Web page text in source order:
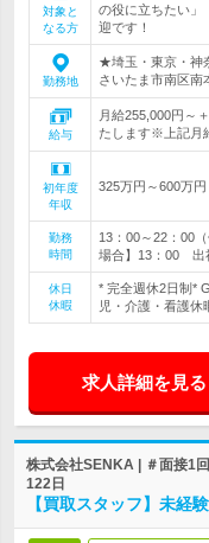
対象と
なる方
の役に立ちたい」
迎です！
勤務地
★埼玉・東京・神
さいたま市南区南
給与
月給255,000円～
たします※上記月
初年度
年収
325万円～600万円
勤務
時間
13：00～22：00
場合】13：00 出
休日
休暇
* 完全週休2日制*
児・介護・看護
求人詳細を見る
株式会社SENKA | ＃面接1
122日
【買取スタッフ】未経